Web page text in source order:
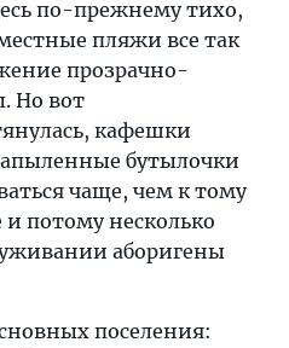
по-прежнему тихо,
пляжи все так
прозрачно-
Но вот
кафешки
бутылочки
чаще, чем к тому
потому несколько
аборигены
поселения: